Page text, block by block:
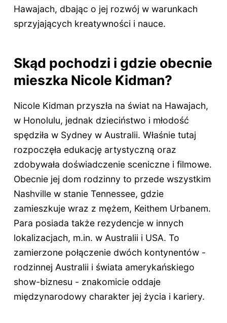
Hawajach, dbając o jej rozwój w warunkach
sprzyjających kreatywności i nauce.
Skąd pochodzi i gdzie obecnie
mieszka Nicole Kidman?
Nicole Kidman przyszła na świat na Hawajach,
w Honolulu, jednak dzieciństwo i młodość
spędziła w Sydney w Australii. Właśnie tutaj
rozpoczęła edukację artystyczną oraz
zdobywała doświadczenie sceniczne i filmowe.
Obecnie jej dom rodzinny to przede wszystkim
Nashville w stanie Tennessee, gdzie
zamieszkuje wraz z mężem, Keithem Urbanem.
Para posiada także rezydencje w innych
lokalizacjach, m.in. w Australii i USA. To
zamierzone połączenie dwóch kontynentów -
rodzinnej Australii i świata amerykańskiego
show-biznesu - znakomicie oddaje
międzynarodowy charakter jej życia i kariery.